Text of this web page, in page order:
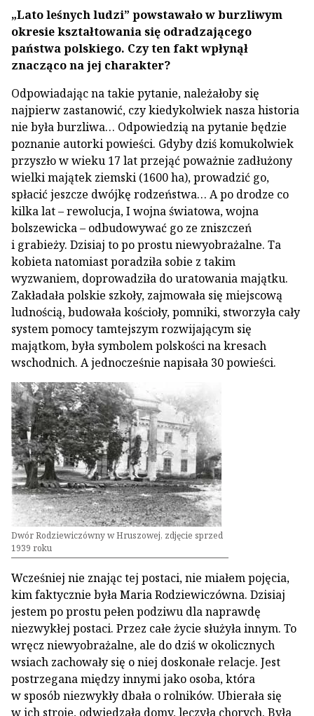
„Lato leśnych ludzi” powstawało w burzliwym
okresie kształtowania się odradzającego
państwa polskiego. Czy ten fakt wpłynął
znacząco na jej charakter?
Odpowiadając na takie pytanie, należałoby się
najpierw zastanowić, czy kiedykolwiek nasza historia
nie była burzliwa… Odpowiedzią na pytanie będzie
poznanie autorki powieści. Gdyby dziś komukolwiek
przyszło w wieku 17 lat przejąć poważnie zadłużony
wielki majątek ziemski (1600 ha), prowadzić go,
spłacić jeszcze dwójkę rodzeństwa… A po drodze co
kilka lat – rewolucja, I wojna światowa, wojna
bolszewicka – odbudowywać go ze zniszczeń
i grabieży. Dzisiaj to po prostu niewyobrażalne. Ta
kobieta natomiast poradziła sobie z takim
wyzwaniem, doprowadziła do uratowania majątku.
Zakładała polskie szkoły, zajmowała się miejscową
ludnością, budowała kościoły, pomniki, stworzyła cały
system pomocy tamtejszym rozwijającym się
majątkom, była symbolem polskości na kresach
wschodnich. A jednocześnie napisała 30 powieści.
Dwór Rodziewiczówny w Hruszowej, zdjęcie sprzed
1939 roku
Wcześniej nie znając tej postaci, nie miałem pojęcia,
kim faktycznie była Maria Rodziewiczówna. Dzisiaj
jestem po prostu pełen podziwu dla naprawdę
niezwykłej postaci. Przez całe życie służyła innym. To
wręcz niewyobrażalne, ale do dziś w okolicznych
wsiach zachowały się o niej doskonałe relacje. Jest
postrzegana między innymi jako osoba, która
w sposób niezwykły dbała o rolników. Ubierała się
w ich stroje, odwiedzała domy, leczyła chorych. Była